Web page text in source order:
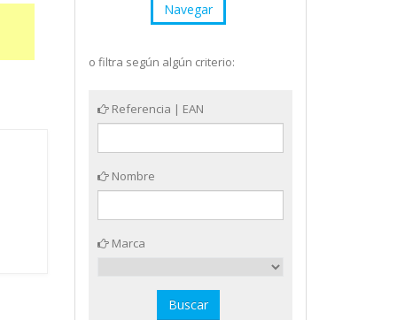
Navegar
o filtra según algún criterio:
Referencia | EAN
Nombre
Marca